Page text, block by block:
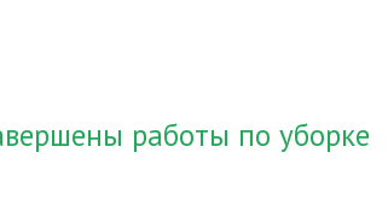
работы по уборке